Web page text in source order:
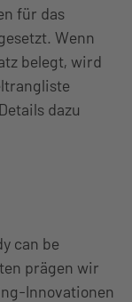
für das
Wenn
belegt, wird
dazu
can be
prägen wir
Innovationen